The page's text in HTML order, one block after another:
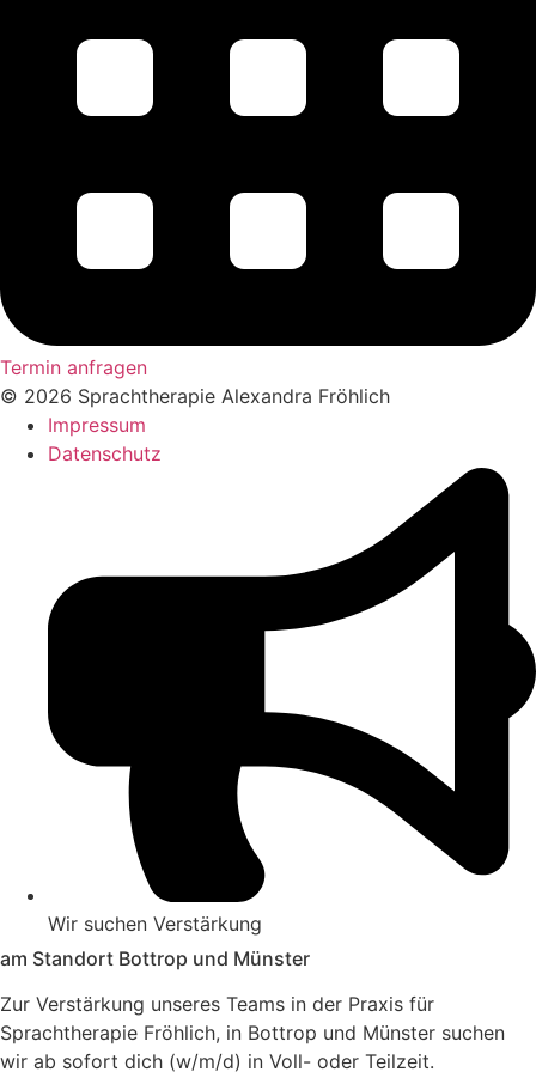
Termin anfragen
© 2026 Sprachtherapie Alexandra Fröhlich
Impressum
Datenschutz
Wir suchen Verstärkung
am Standort Bottrop und Münster
Zur Verstärkung unseres Teams in der Praxis für
Sprachtherapie Fröhlich, in Bottrop und Münster suchen
wir ab sofort dich (w/m/d) in Voll- oder Teilzeit.